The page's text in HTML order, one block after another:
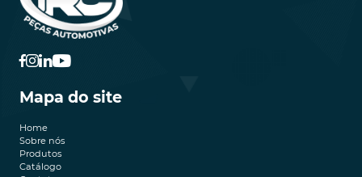
Mapa do site
Home
Sobre nós
Produtos
Catálogo